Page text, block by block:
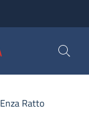
Enza Ratto